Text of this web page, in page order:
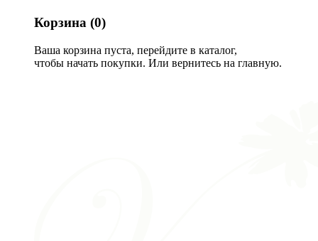
Корзина (0)
Ваша корзина пуста, перейдите в каталог,
чтобы начать покупки. Или вернитесь на главную.